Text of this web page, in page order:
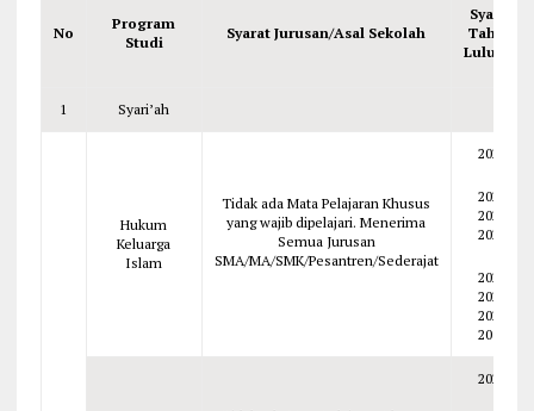
No
Program
Studi
Syarat Jurusan/Asal Sekolah
Syarat
Tahun
Lulusan
1 Syari’ah
Hukum
Keluarga
Islam
Tidak ada Mata Pelajaran Khusus
yang wajib dipelajari. Menerima
Semua Jurusan
SMA/MA/SMK/Pesantren/Sederajat
2026
2025
2024
2023
2022
2021
2020
2019
2026